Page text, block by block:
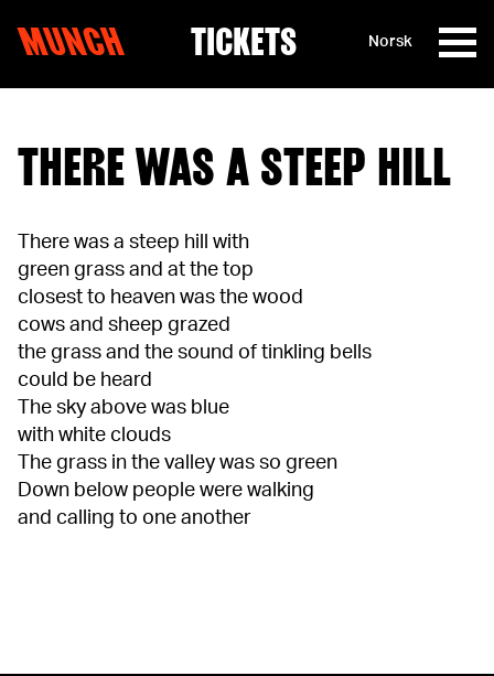
MUNCH TICKETS Norsk
THERE WAS A STEEP HILL
There was a steep hill with
green grass and at the top
closest to heaven was the wood
cows and sheep grazed
the grass and the sound of tinkling bells
could be heard
The sky above was blue
with white clouds
The grass in the valley was so green
Down below people were walking
and calling to one another